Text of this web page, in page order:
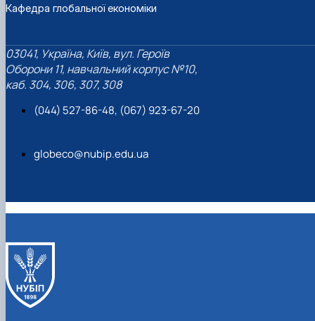
Кафедра глобальної економіки
03041, Україна, Київ, вул. Героїв
Оборони 11, навчальний корпус №10,
каб. 304, 306, 307, 308
(044) 527-86-48, (067) 923-67-20
globeco@nubip.edu.ua